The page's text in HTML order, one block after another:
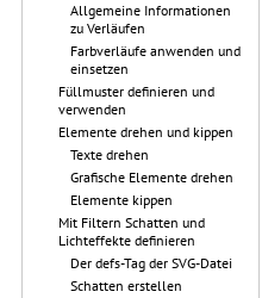
Allgemeine Informationen
zu Verläufen
Farbverläufe anwenden und
einsetzen
Füllmuster definieren und
verwenden
Elemente drehen und kippen
Texte drehen
Grafische Elemente drehen
Elemente kippen
Mit Filtern Schatten und
Lichteffekte definieren
Der defs-Tag der SVG-Datei
Schatten erstellen